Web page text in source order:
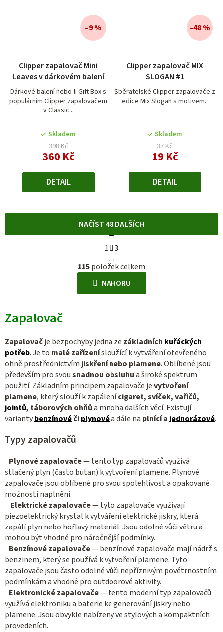
Clipper zapalovač Mini
Leaves v dárkovém balení
Dárkové balení nebo-li Gift Box s
populárním Clipper zapalovačem
v Classic...
Skladem
398 Kč
360 Kč
–9 %
DETAIL
Clipper zapalovač MIX
SLOGAN #1
Sběratelské Clipper zapalovače z
edice Mix Slogan s motivem.
Skladem
37 Kč
19 Kč
–48 %
DETAIL
O
v
l
á
í
p
r
v
k
y
v
s
u
NAČÍST 48 DALŠÍCH
S
t
r
á
n
n
í
1 3
115položek celkem
NAHORU
Zapalovač
Zapalovačje bezpochyby jedna ze základních kuřáckých
potřeb. Je to malé zařízenísloužící k vytváření otevřeného
ohně prostřednictvím jiskření nebo plamene. Oblíbené jsou
především pro svousnadnou obsluhua široké spektrum
použití. Základním principem zapalovače jevytvoření
plamene, který slouží k zapálenícigaret, svíček, vařičů,
jointů, táborových ohňůa mnoha dalších věcí. Existují
variantybenzínovéčiplynovéa dále na plnící a jednorázové.
Typy zapalovačů
Plynové zapalovače— tento typ zapalovačů využívá
stlačený plyn (často butan) k vytvoření plamene. Plynové
zapalovače jsou oblíbené pro svou spolehlivost a opakované
možnosti naplnění.
Elektrické zapalovače— tyto zapalovače využívají
piezoelektrický krystal k vytváření elektrické jiskry, která
zapálí plyn nebo hořlavý materiál. Jsou odolné vůči větru a
mohou být vhodné pro náročnější podmínky.
Benzínové zapalovače— benzínové zapalovače mají nádrž s
benzinem, který se používá k vytvoření plamene. Tyto
zapalovače jsou často odolné vůči nepříznivým povětrnostním
podmínkám a vhodné pro outdoorové aktivity.
Elektronické zapalovače— tento moderní typ zapalovačů
využívá elektroniku a baterie ke generování jiskry nebo
plamene. Jsou obvykle nabízeny ve stylových a kompaktních
provedeních.